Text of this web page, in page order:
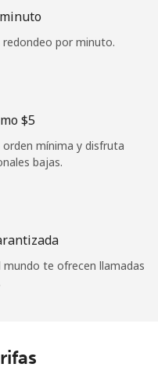
redondeo por minuto.
⁦$5⁩
mínima y disfruta
bajas.
te ofrecen llamadas